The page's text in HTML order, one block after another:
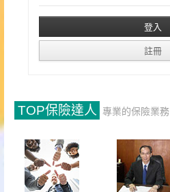
TOP保險達人 專業的保險業務